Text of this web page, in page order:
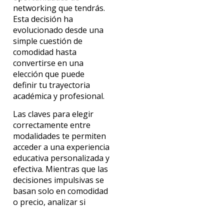
networking que tendrás.
Esta decisión ha
evolucionado desde una
simple cuestión de
comodidad hasta
convertirse en una
elección que puede
definir tu trayectoria
académica y profesional.
Las claves para elegir
correctamente entre
modalidades te permiten
acceder a una experiencia
educativa personalizada y
efectiva. Mientras que las
decisiones impulsivas se
basan solo en comodidad
o precio, analizar si